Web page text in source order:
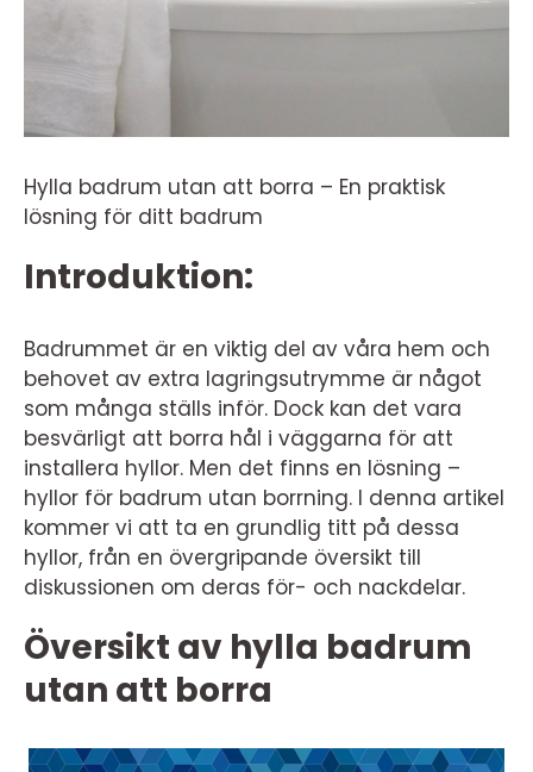
Hylla badrum utan att borra – En praktisk
lösning för ditt badrum
Introduktion:
Badrummet är en viktig del av våra hem och
behovet av extra lagringsutrymme är något
som många ställs inför. Dock kan det vara
besvärligt att borra hål i väggarna för att
installera hyllor. Men det finns en lösning –
hyllor för badrum utan borrning. I denna artikel
kommer vi att ta en grundlig titt på dessa
hyllor, från en övergripande översikt till
diskussionen om deras för- och nackdelar.
Översikt av hylla badrum
utan att borra